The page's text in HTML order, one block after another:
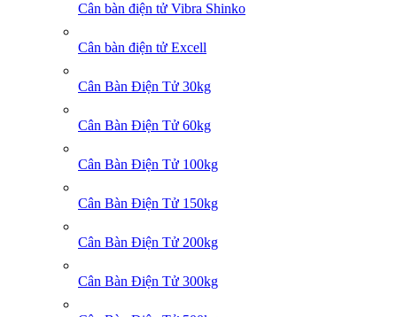
Cân bàn điện tử Vibra Shinko
Cân bàn điện tử Excell
Cân Bàn Điện Tử 30kg
Cân Bàn Điện Tử 60kg
Cân Bàn Điện Tử 100kg
Cân Bàn Điện Tử 150kg
Cân Bàn Điện Tử 200kg
Cân Bàn Điện Tử 300kg